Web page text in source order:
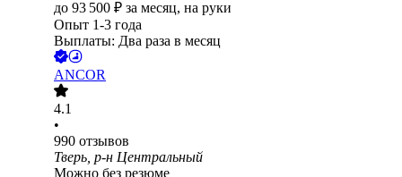
до 93 500 ₽ за месяц, на руки
Опыт 1-3 года
Выплаты: Два раза в месяц
ANCOR
4.1
•
990 отзывов
Тверь, р-н Центральный
Можно без резюме